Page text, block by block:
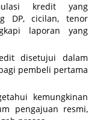
kredit yang
DP, cicilan, tenor
laporan yang
disetujui dalam
pembeli pertama
kemungkinan
pengajuan resmi,